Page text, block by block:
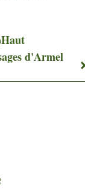
Haut
d'Armel